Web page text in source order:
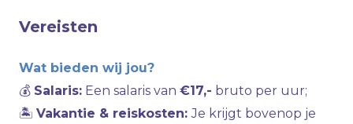
Vereisten
Wat bieden wij jou?
💰 Salaris: Een salaris van €17,- bruto per uur;
🏝 Vakantie & reiskosten:Je krijgt bovenop je